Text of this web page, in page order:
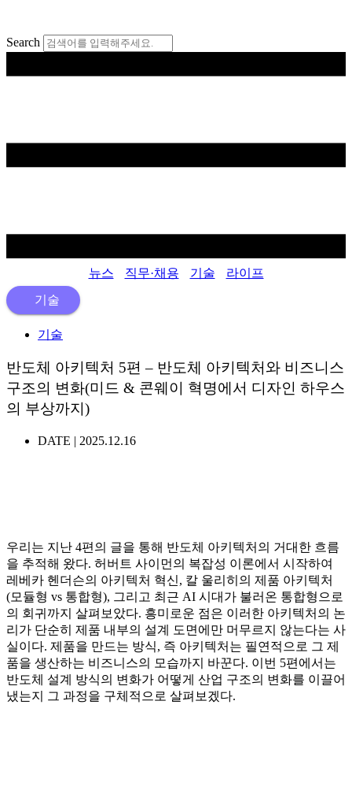
츠
건
Search
뉴스 직무·채용 기술
라이프
기술
기술
반도체 아키텍처 5편 – 반도체 아키텍처와 비즈니스
구조의 변화(미드 & 콘웨이 혁명에서 디자인 하우스
의 부상까지)
DATE | 2025.12.16
우리는 지난 4편의 글을 통해 반도체 아키텍처의 거대한 흐름
을 추적해 왔다. 허버트 사이먼의 복잡성 이론에서 시작하여
레베카 헨더슨의 아키텍처 혁신, 칼 울리히의 제품 아키텍처
(모듈형 vs 통합형), 그리고 최근 AI 시대가 불러온 통합형으로
의 회귀까지 살펴보았다. 흥미로운 점은 이러한 아키텍처의 논
리가 단순히 제품 내부의 설계 도면에만 머무르지 않는다는 사
실이다. 제품을 만드는 방식, 즉 아키텍처는 필연적으로 그 제
품을 생산하는 비즈니스의 모습까지 바꾼다. 이번 5편에서는
반도체 설계 방식의 변화가 어떻게 산업 구조의 변화를 이끌어
냈는지 그 과정을 구체적으로 살펴보겠다.